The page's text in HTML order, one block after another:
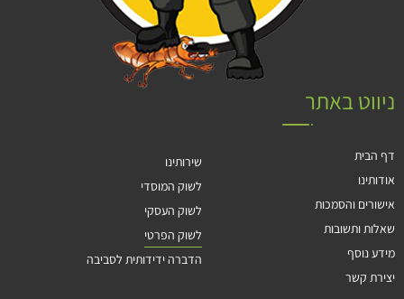
ניווט באתר
דף הבית
אודותינו
אישורים והסמכות
שאלות ותשובות
מידע נוסף
יצירת קשר
שירותינו
לשוק המוסדי
לשוק העסקי
לשוק הפרטי
הדברה ידידותית לסביבה